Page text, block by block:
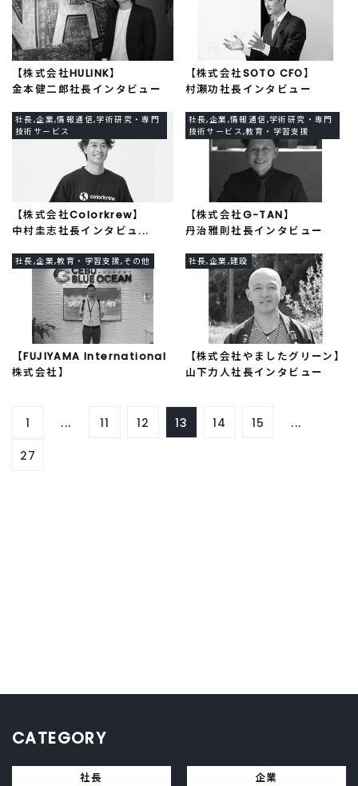
【株式会社HULINK】
金本健二郎社長インタビュー
【株式会社SOTO CFO】
村瀬功社長インタビュー
社長,企業,情報通信,学術研究・専門
技術サービス
【株式会社Colorkrew】
中村圭志社長インタビュ...
社長,企業,情報通信,学術研究・専門
技術サービス,教育・学習支援
【株式会社G-TAN】
丹治雅則社長インタビュー
社長,企業,教育・学習支援,その他
【FUJIYAMA International
株式会社】
社長,企業,建設
【株式会社やましたグリーン】
山下力人社長インタビュー
1 ... 11 12 13 14 15 ...
27
CATEGORY
社長 企業